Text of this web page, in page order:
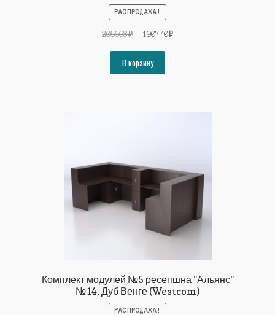
РАСПРОДАЖА!
206668₽
Первоначальная
составляла
206668₽.
190770₽Текущая
В корзину
Комплект модулей №5 ресепшна "Альянс"
№14, Дуб Венге (Westcom)
РАСПРОДАЖА!